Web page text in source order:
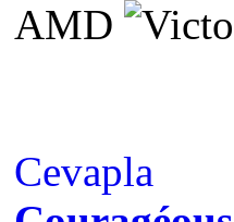
AMD
Cevapla